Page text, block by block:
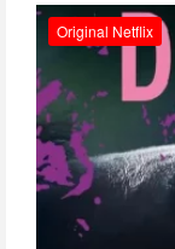
Original Netflix